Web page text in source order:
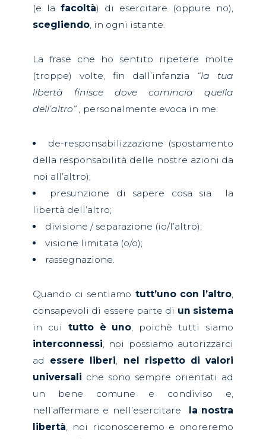
(e la facoltà) di esercitare (oppure no),
scegliendo, in ogni istante.
La frase che ho sentito ripetere molte
(troppe) volte, fin dall’infanzia “la tua
libertà finisce dove comincia quella
dell’altro” , personalmente evoca in me:
de-responsabilizzazione (spostamento
della responsabilità delle nostre azioni da
noi all’altro);
presunzione di sapere cosa sia
la
libertà dell’altro;
divisione / separazione (io/l’altro);
visione limitata (o/o);
rassegnazione.
Quando ci sentiamo tutt’uno con l’altro,
consapevoli di essere parte di un sistema
in cui tutto è uno, poichè tutti siamo
interconnessi, noi possiamo autorizzarci
ad essere liberi, nel rispetto di valori
universali che sono sempre orientati ad
un bene comune e condiviso e,
nell’affermare e nell’esercitare
la nostra
libertà, noi riconosceremo e onoreremo